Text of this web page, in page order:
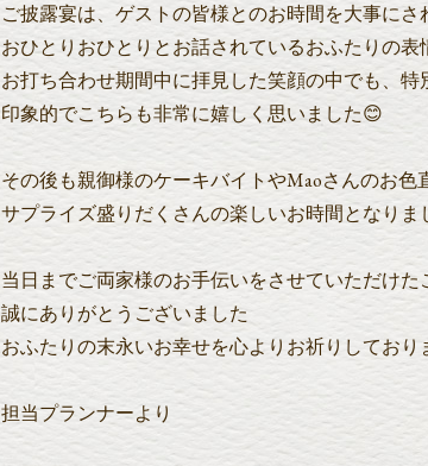
ご披露宴は、ゲストの皆様とのお時間を大事にさ
おひとりおひとりとお話されているおふたりの
お打ち合わせ期間中に拝見した笑顔の中でも、
印象的でこちらも非常に嬉しく思いました😊
その後も親御様のケーキバイトやMaoさんのお色
サプライズ盛りだくさんの楽しいお時間となりま
当日までご両家様のお手伝いをさせていただけ
誠にありがとうございました
おふたりの末永いお幸せを心よりお祈りしてお
担当プランナーより